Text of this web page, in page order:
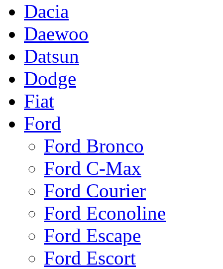
Dacia
Daewoo
Datsun
Dodge
Fiat
Ford
Ford Bronco
Ford C-Max
Ford Courier
Ford Econoline
Ford Escape
Ford Escort